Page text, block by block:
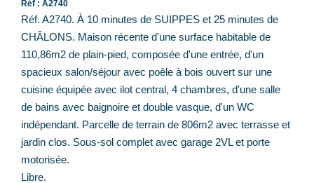
Réf : A2740
Réf. A2740. À 10 minutes de SUIPPES et 25 minutes de
CHÂLONS. Maison récente d'une surface habitable de
110,86m2 de plain-pied, composée d'une entrée, d'un
spacieux salon/séjour avec poêle à bois ouvert sur une
cuisine équipée avec ilot central, 4 chambres, d'une salle
de bains avec baignoire et double vasque, d'un WC
indépendant. Parcelle de terrain de 806m2 avec terrasse et
jardin clos. Sous-sol complet avec garage 2VL et porte
motorisée.
Libre.